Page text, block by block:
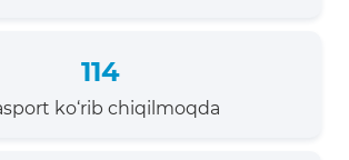
114
ko‘rib chiqilmoqda